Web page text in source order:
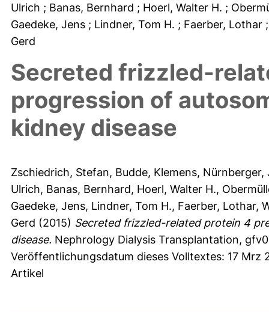
Ulrich ; Banas, Bernhard ; Hoerl, Walter H. ;
Gaedeke, Jens ; Lindner, Tom H. ; Faerber, Lothar
Gerd
Secreted frizzled-
progression of
kidney disease
Zschiedrich, Stefan, Budde, Klemens, Nürnberger,
Ulrich, Banas, Bernhard, Hoerl, Walter H.,
Gaedeke, Jens, Lindner, Tom H., Faerber, Lothar,
Gerd (2015) Secreted frizzled-related protein 4
disease. Nephrology Dialysis Transplantation,
Veröffentlichungsdatum dieses Volltextes: 17 Mrz
Artikel